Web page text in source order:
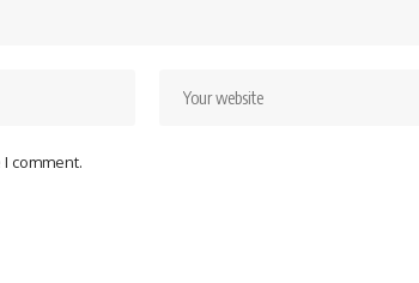
comment.